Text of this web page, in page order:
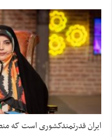
ایران قدرتمندکشوری است که